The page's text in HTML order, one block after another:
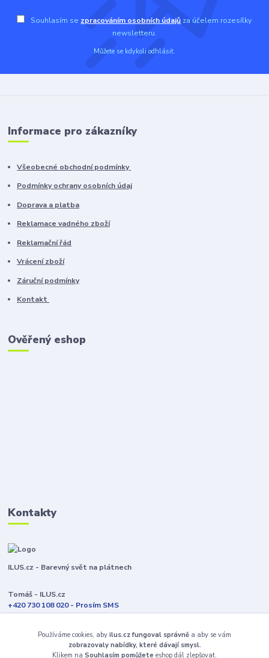
Souhlasím se zpracováním osobních údajů za účelem rozesílky
newsletteru.
Můžete se kdykoli odhlásit.
Informace pro zákazníky
Všeobecné obchodní podmínky
Podmínky ochrany osobních údaj
Doprava a platba
Reklamace vadného zboží
Reklamační řád
Vrácení zboží
Záruční podmínky
Kontakt
Ověřený eshop
Kontakty
ILUS.cz - Barevný svět na plátnech
Tomáš - ILUS.cz
+420 730 108 020 - Prosím SMS
Jsme většinu času ve výrobě
info@ilus.cz
Používáme cookies, aby ilus.cz fungoval správně a aby se vám
zobrazovaly nabídky, které dávají smysl.
Klikem na Souhlasím pomůžete eshop dál zlepšovat.